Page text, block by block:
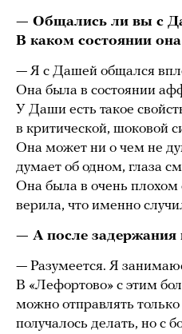
— Общались ли вы с
В каком состоянии
— Я с Дашей общался
Она была в состоянии
У Даши есть такое
в критической, шоковой
Она может ни о чем не
думает об одном, глаза
Она была в очень плохом
верила, что именно
— А после
— Разумеется. Я
В «Лефортово» с этим
можно отправлять
получалось делать, но с